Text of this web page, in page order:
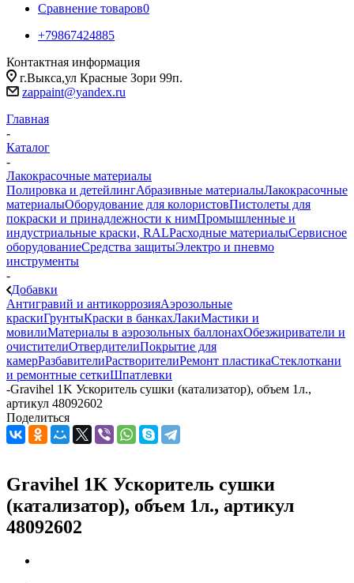
Сравнение товаров0
+79867424885
Контактная информация
г.Выкса,ул Красные Зори 99п.
zappaint@yandex.ru
Главная
-
Каталог
-
Лакокрасочные материалы
Полировка и детейлингАбразивные материалыЛакокрасочные
материалыОборудование для колористовПистолеты для
покраски и принадлежности к нимПромышленные и
индустриальные краски, RALРасходные материалыСервисное
оборудованиеСредства защитыЭлектро и пневмо
инструменты
-
Добавки
Антигравий и антикоррозияАэрозольные
краскиГрунтыКраски в банкахЛакиМастики и
мовилиМатериалы в аэрозольных баллонахОбезжириватели и
очистителиОтвердителиПокрытие для
камерРазбавителиРастворителиРемонт пластикаСтеклоткани
и ремонтные сеткиШпатлевки
-Gravihel 1K Ускоритель сушки (катализатор), объем 1л.,
артикул 48092602
Поделиться
Gravihel 1K Ускоритель сушки
(катализатор), объем 1л., артикул
48092602